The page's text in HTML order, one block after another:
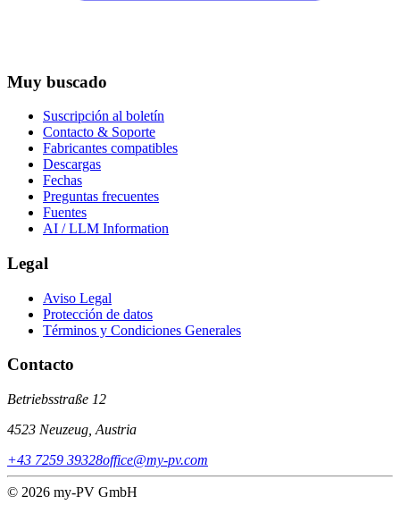
Muy buscado
Suscripción al boletín
Contacto & Soporte
Fabricantes compatibles
Descargas
Fechas
Preguntas frecuentes
Fuentes
AI / LLM Information
Legal
Aviso Legal
Protección de datos
Términos y Condiciones Generales
Contacto
Betriebsstraße 12
4523 Neuzeug, Austria
+43 7259 39328office@my-pv.com
© 2026 my-PV GmbH